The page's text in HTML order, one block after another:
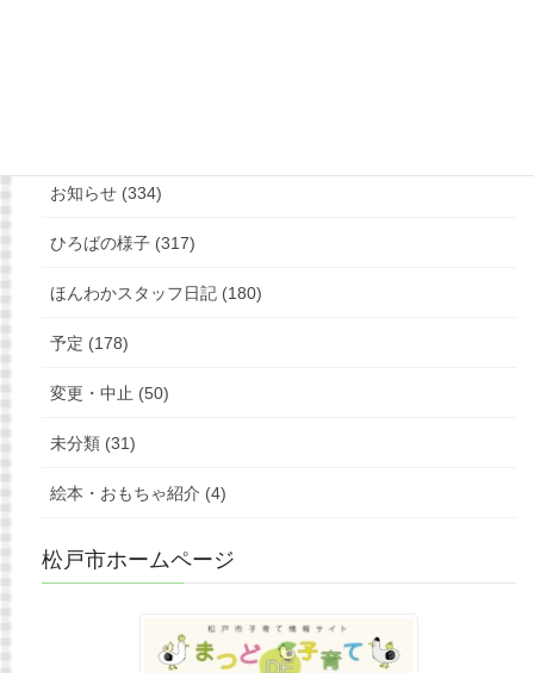
お知らせ (334)
ひろばの様子 (317)
ほんわかスタッフ日記 (180)
予定 (178)
変更・中止 (50)
未分類 (31)
絵本・おもちゃ紹介 (4)
松戸市ホームページ